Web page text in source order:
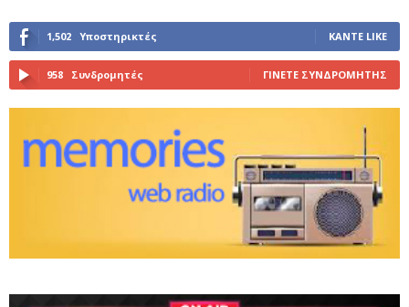
1,502 Υποστηρικτές ΚΆΝΤΕ LIKE
958 Συνδρομητές ΓΊΝΕΤΕ ΣΥΝΔΡΟΜΗΤΉΣ